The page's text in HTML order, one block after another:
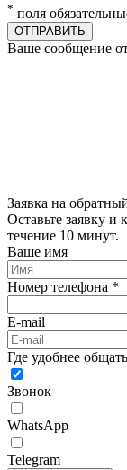
* поля
ОТПРАВИТЬ
Ваше сообщение
Заявка на
Оставьте заявку и
течение 10 минут.
Ваше имя
Номер телефона *
E-mail
Где удобнее
Звонок
WhatsApp
Telegram